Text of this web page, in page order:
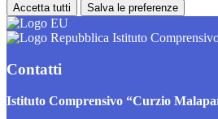
Accetta tutti Salva le preferenze
Istituto
Contatti
Istituto Comprensivo “Curzio